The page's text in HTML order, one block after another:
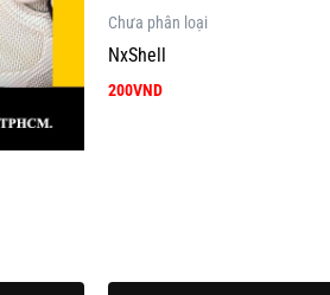
Chưa phân loại
NxShell
200VND